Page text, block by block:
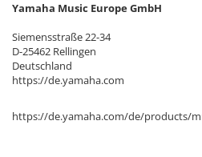
Yamaha Music Europe GmbH
Siemensstraße 22-34
D-25462 Rellingen
Deutschland
https://de.yamaha.com
https://de.yamaha.com/de/products/